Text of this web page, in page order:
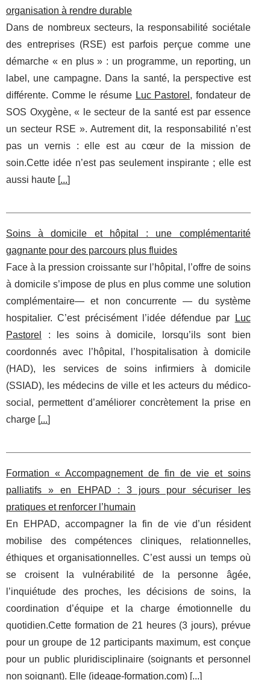
organisation à rendre durable
Dans de nombreux secteurs, la responsabilité sociétale
des entreprises (RSE) est parfois perçue comme une
démarche « en plus » : un programme, un reporting, un
label, une campagne. Dans la santé, la perspective est
différente. Comme le résume Luc Pastorel , fondateur de
SOS Oxygène, « le secteur de la santé est par essence
un secteur RSE ». Autrement dit, la responsabilité n’est
pas un vernis : elle est au cœur de la mission de
soin.Cette idée n’est pas seulement inspirante ; elle est
aussi haute [...]
Soins à domicile et hôpital : une complémentarité
gagnante pour des parcours plus fluides
Face à la pression croissante sur l’hôpital, l’offre de soins
à domicile s’impose de plus en plus comme une solution
complémentaire— et non concurrente — du système
hospitalier. C’est précisément l’idée défendue par
Luc
Pastorel
: les soins à domicile, lorsqu’ils sont bien
coordonnés avec l’hôpital, l’hospitalisation à domicile
(HAD), les services de soins infirmiers à domicile
(SSIAD), les médecins de ville et les acteurs du médico-
social, permettent d’améliorer concrètement la prise en
charge [...]
Formation « Accompagnement de fin de vie et soins
palliatifs » en EHPAD : 3 jours pour sécuriser les
pratiques et renforcer l’humain
En EHPAD, accompagner la fin de vie d’un résident
mobilise des compétences cliniques, relationnelles,
éthiques et organisationnelles. C’est aussi un temps où
se croisent la vulnérabilité de la personne âgée,
l’inquiétude des proches, les décisions de soins, la
coordination d’équipe et la charge émotionnelle du
quotidien.Cette formation de 21 heures (3 jours), prévue
pour un groupe de 12 participants maximum, est conçue
pour un public pluridisciplinaire (soignants et personnel
non soignant). Elle (ideage-formation.com) [...]